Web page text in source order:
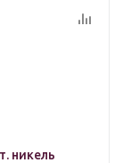
никель